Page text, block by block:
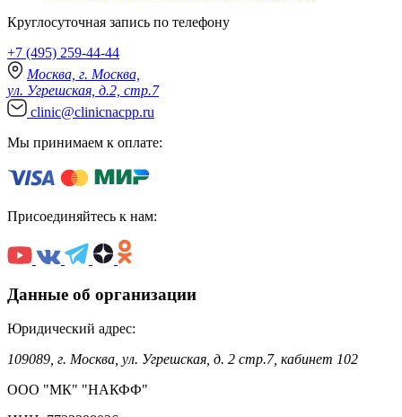
Круглосуточная запись по телефону
+7 (495) 259-44-44
Москва, г. Москва,
ул. Угрешская, д.2, стр.7
clinic@clinicnacpp.ru
Мы принимаем к оплате:
Присоединяйтесь к нам:
Данные об организации
Юридический адрес:
109089, г. Москва, ул. Угрешская, д. 2 стр.7, кабинет 102
ООО "МК" "НАКФФ"